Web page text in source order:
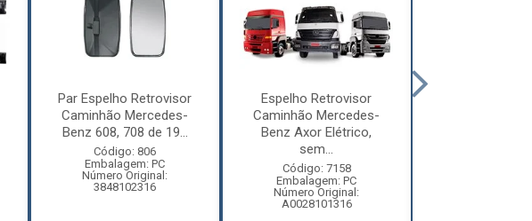
Par Espelho Retrovisor
Caminhão Mercedes-
Benz 608, 708 de 19...
Código: 806
Embalagem: PC
Número Original:
3848102316
Espelho Retrovisor
Caminhão Mercedes-
Benz Axor Elétrico,
sem...
Código: 7158
Embalagem: PC
Número Original:
A0028101316